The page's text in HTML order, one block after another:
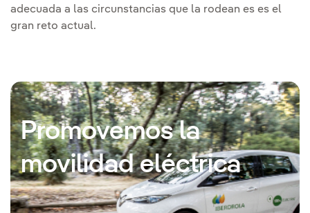
adecuada a las circunstancias que la rodean es es el
gran reto actual.
Promovemos la
movilidad eléctrica